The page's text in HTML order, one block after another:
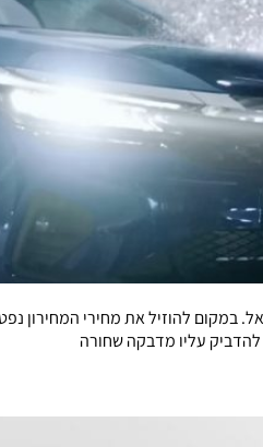
במקום להוזיל את מחירי המחירון
עליו מדבקה שחורה